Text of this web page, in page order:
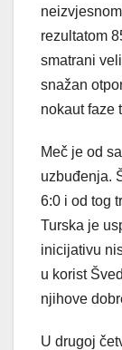
rezultatom
smatrani
snažan
nokaut faze
Meč je od
uzbuđenja.
6:0 i od tog
Turska je
inicijativu
u korist
njihove
U drugoj